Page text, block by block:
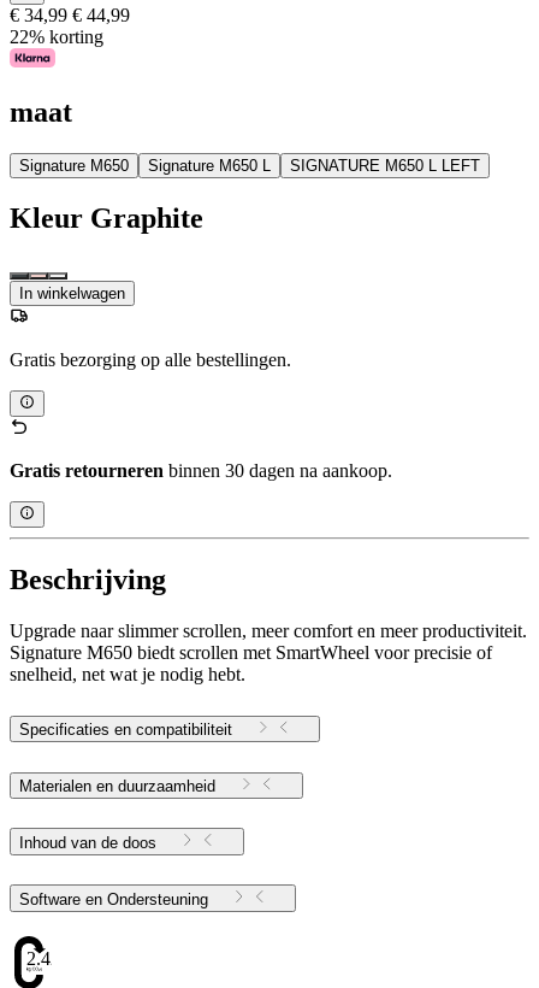
€ 34,99 € 44,99
22% korting
maat
Signature M650 Signature M650 L SIGNATURE M650 L LEFT
Kleur Graphite
In winkelwagen
Gratis bezorging op alle bestellingen.
Gratis retourneren binnen 30 dagen na aankoop.
Beschrijving
Upgrade naar slimmer scrollen, meer comfort en meer productiviteit.
Signature M650 biedt scrollen met SmartWheel voor precisie of
snelheid, net wat je nodig hebt.
Specificaties en compatibiliteit
Materialen en duurzaamheid
Inhoud van de doos
Software en Ondersteuning
2.42